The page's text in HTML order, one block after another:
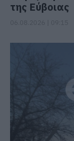
της Εύβοιας